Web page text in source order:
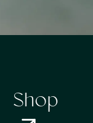
Shop